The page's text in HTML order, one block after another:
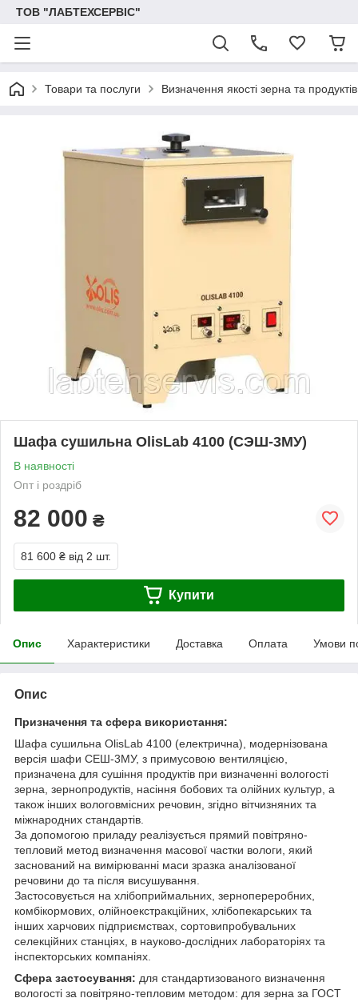
ТОВ "ЛАБТЕХСЕРВІС"
Товари та послуги Визначення якості зерна та
Шафа сушильна OlisLab 4100 (СЭШ-3МУ)
В наявності
Опт і роздріб
82 000 ₴
81 600 ₴ від 2 шт.
Купити
Опис Характеристики Доставка Оплата Умови
Опис
Призначення та сфера використання:
Шафа сушильна OlisLab 4100 (електрична), модернізована
версія шафи СЕШ-3МУ, з примусовою вентиляцією,
призначена для сушіння продуктів при визначенні вологості
зерна, зернопродуктів, насіння бобових та олійних культур, а
також інших вологовмісних речовин, згідно вітчизняних та
міжнародних стандартів.
За допомогою приладу реалізується прямий повітряно-
тепловий метод визначення масової частки вологи, який
заснований на вимірюванні маси зразка аналізованої
речовини до та після висушування.
Застосовується на хлібоприймальних, зернопереробних,
комбікормових, олійноекстракційних, хлібопекарських та
інших харчових підприємствах, сортовипробувальних
селекційних станціях, в науково-дослідних лабораторіях та
інспекторських компаніях.
Сфера застосування: для стандартизованого визначення
вологості за повітряно-тепловим методом: для зерна за ГОСТ